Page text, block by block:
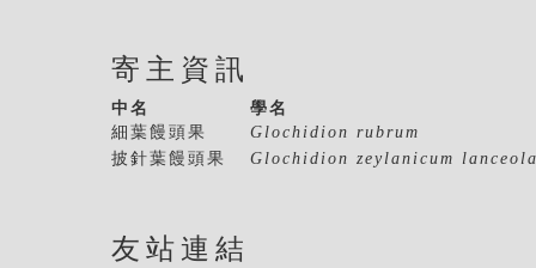
寄主資訊
中名 學名
細葉饅頭果
Glochidion rubrum
披針葉饅頭果
Glochidion zeylanicum
友站連結